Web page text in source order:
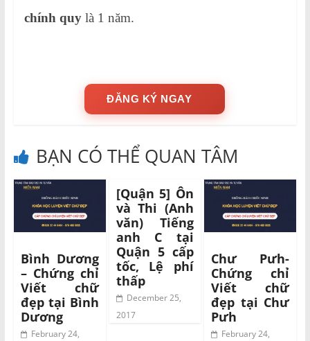
chính quylà 1 năm.
ĐĂNG KÝ NGAY
BẠN CÓ THỂ QUAN TÂM
Bình Dương
– Chứng chỉ
Viết chữ
đẹp tại Bình
Dương
February 24,
[Quận 5] Ôn
và Thi (Anh
văn) Tiếng
anh C tại
Quận 5 cấp
tốc, Lệ phí
thấp
December 25,
2017
Chư Pưh-
Chứng chỉ
Viết chữ
đẹp tại Chư
Pưh
February 24,